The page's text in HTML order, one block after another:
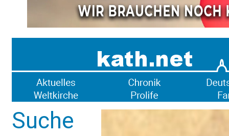
Suche